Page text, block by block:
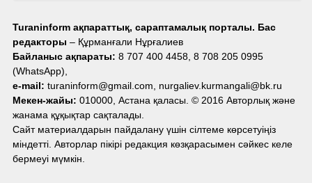
Turaninform ақпараттық, сараптамалық порталы. Бас
редакторы – Құрманғали Нұрғалиев
Байланыс ақпараты: 8 707 400 4458, 8 708 205 0995
(WhatsApp),
e-mail: turaninform@gmail.com, nurgaliev.kurmangali@bk.ru
Мекен-жайы: 010000, Астана қаласы. © 2016 Авторлық және
жанама құқықтар сақталады.
Сайт материалдарын пайдалану үшін сілтеме көрсетуіңіз
міндетті. Авторлар пікірі редакция көзқарасымен сәйкес келе
бермеуі мүмкін.